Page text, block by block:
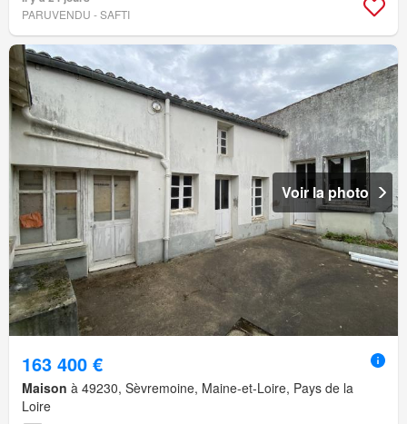
PARUVENDU - SAFTI
Voir la photo
163 400 €
Maison à 49230, Sèvremoine, Maine-et-Loire, Pays de la
Loire